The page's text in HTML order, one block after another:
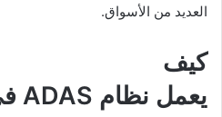
العديد من الأسواق.
كيف
يعمل نظام ADAS في السيارة؟